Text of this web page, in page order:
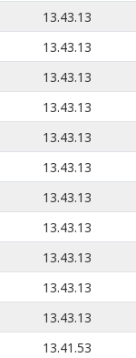
13.43.13
13.43.13
13.43.13
13.43.13
13.43.13
13.43.13
13.43.13
13.43.13
13.43.13
13.43.13
13.43.13
13.41.53